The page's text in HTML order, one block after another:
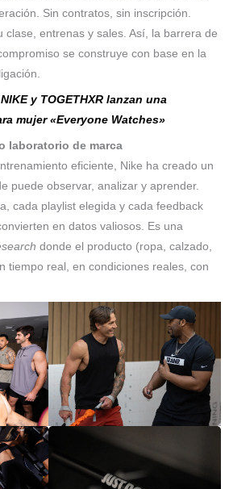
Sin contratos, sin inscripción.
clase, entrenas y sales. Así, la barrera de
se construye con base en la
NIKE y TOGETHXR lanzan una
mujer «Everyone Watches»
laboratorio de marca
eficiente, Nike ha creado un
puede observar, analizar y aprender.
cada playlist elegida y cada feedback
en datos valiosos. Es una
donde el producto (ropa, calzado,
tiempo real, en condiciones reales, con